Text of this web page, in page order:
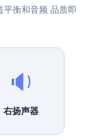
衡和音频 品质即
🔉
右扬声器